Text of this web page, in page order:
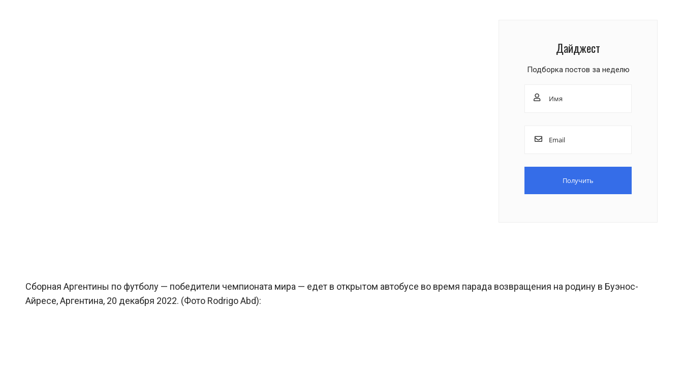
Дайджест
Подборка постов за неделю
Сборная Аргентины по футболу — победители чемпионата мира — едет в открытом автобусе во время парада возвращения на родину в Буэнос-
Айресе, Аргентина, 20 декабря 2022. (Фото Rodrigo Abd):